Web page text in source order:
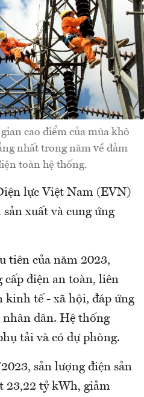
cao điểm của mùa khô
nhất trong năm về đảm
toàn hệ thống.
lực Việt Nam (EVN)
xuất và cung ứng
tiên của năm 2023,
cấp điện an toàn, liên
kinh tế - xã hội, đáp ứng
dân. Hệ thống
tải và có dự phòng.
sản lượng điện sản
23,22 tỷ kWh, giảm